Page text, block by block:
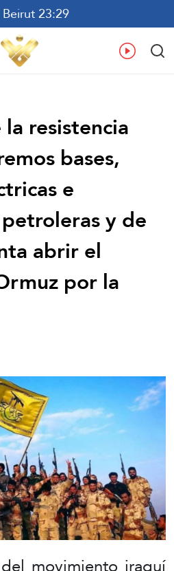
Beirut 23:29
ع En
resistencia
bases,
e
y de
abrir el
por la